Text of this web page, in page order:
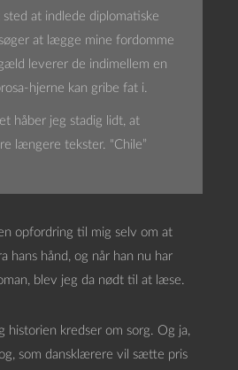
at indlede diplomatiske
at lægge mine fordomme
leverer de indimellem en
hjerne kan gribe fat i.
håber jeg stadig lidt, at
længere tekster. “Chile”
opfordring til mig selv om at
hans hånd, og når han nu har
blev jeg da nødt til at læse.
historien kredser om sorg. Og ja,
som dansklærere vil sætte pris